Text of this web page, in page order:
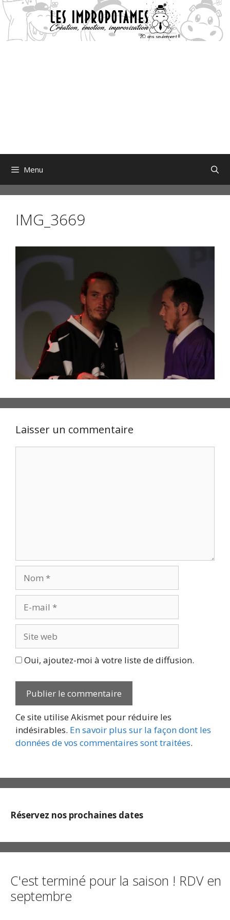
Aller
au
contenu
Menu
IMG_3669
Laisser un commentaire
mail
web
Oui, ajoutez-moi à votre liste de diffusion.
Ce site utilise Akismet pour réduire les
indésirables. En savoir plus sur la façon dont les
données de vos commentaires sont traitées.
Réservez nos prochaines dates
C'est terminé pour la saison ! RDV en
septembre